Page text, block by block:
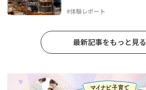
#体験レポート
最新記事をもっと見る